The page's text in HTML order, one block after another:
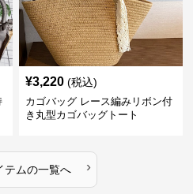
¥3,220 (税込)
カゴバッグ レース編みリボン付
き丸型カゴバッグトート
テムの一覧へ ›